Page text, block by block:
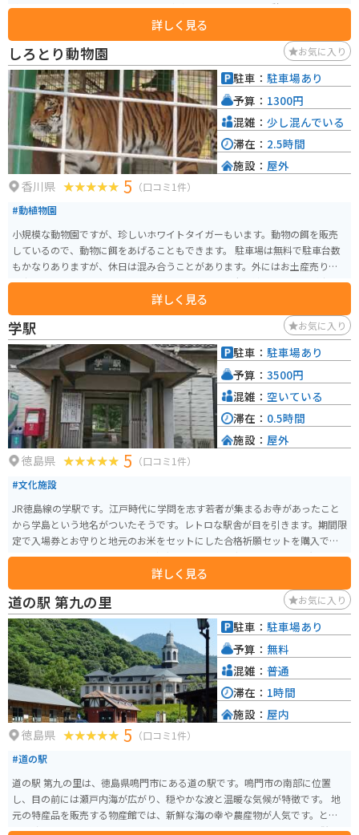
楽しめるレストラン、ベーカリーなどがあり、ドライブの休憩に最適です。特
に、地元産の小麦を使ったパンや、旬のフルーツを使ったスイーツが人気で
す。 バイクで訪れる場合、道の駅には広い駐車場が完備されているので安心
です。また、周辺には、四国八十八ヶ所霊場の札所や、歴史的な建造物など、
ツーリングにおすすめのスポットがたくさんあります。道の駅いたのを拠点
に、周辺の観光を楽しむのも良いでしょう。 名産品としては、地元産の新鮮
な野菜や果物のほか、鳴門金時を使ったスイーツなども人気です。道の駅で
購入して、お土産にしたり、その場で味わったりするのもおすすめです。
詳しく見る
しろとり動物園 お気に入り
香川県 5 （口コミ1件）
#動植物園
小規模な動物園ですが、珍しいホワイトタイガーもいます。動物の餌を販売
しているので、動物に餌をあげることもできます。 駐車場は無料で駐車台数
もかなりありますが、休日は混み合うことがあります。外にはお土産売り場
と少しの売店もあります。入園しなくても外にいる犬と触れ合うことが出来
詳しく見る
駐車： 駐車場あり
予算： 1300円
混雑： 少し混んでいる
滞在： 2.5時間
施設： 屋外
学駅 お気に入り
徳島県 5 （口コミ1件）
#文化施設
JR徳島線の学駅です。江戸時代に学問を志す若者が集まるお寺があったこと
から学島という地名がついたそうです。レトロな駅舎が目を引きます。期間限
定で入場券とお守りと地元のお米をセットにした合格祈願セットを購入でき
ます。学駅の入場券だから入学で縁起をかついだお守りです。学駅は無人駅な
ので、近くの郵便局で購入できます。詳しく見る
駐車： 駐車場あり
予算： 3500円
混雑： 空いている
滞在： 0.5時間
施設： 屋外
道の駅 第九の里 お気に入り
徳島県 5 （口コミ1件）
#道の駅
道の駅 第九の里は、徳島県鳴門市にある道の駅です。鳴門市の南部に位置
し、目の前には瀬戸内海が広がり、穏やかな波と温暖な気候が特徴です。 地
元の特産品を販売する物産館では、新鮮な海の幸や農産物が人気です。とく
に、鳴門わかめや鯛を使った加工品は、お土産におすすめです。また、併設
駐車： 駐車場あり
予算： 無料
混雑： 普通
滞在： 1時間
施設： 屋内